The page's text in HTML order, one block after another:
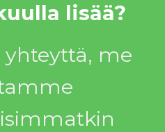
lisää?
me